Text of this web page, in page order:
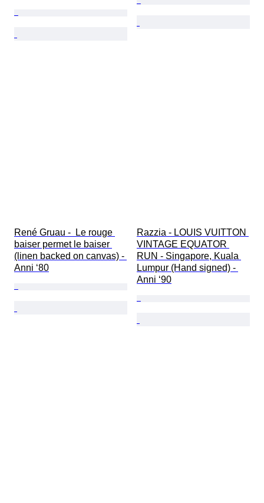
René Gruau -  Le rouge
baiser permet le baiser
(linen backed on canvas) -
Anni ‘80
Razzia - LOUIS VUITTON
VINTAGE EQUATOR
RUN - Singapore, Kuala
Lumpur (Hand signed) -
Anni ‘90